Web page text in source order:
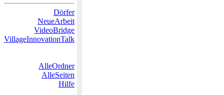
Dörfer
NeueArbeit
VideoBridge
VillageInnovationTalk
AlleOrdner
AlleSeiten
Hilfe